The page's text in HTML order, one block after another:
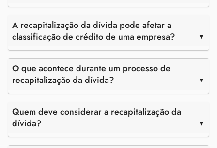
A recapitalização da dívida pode afetar a
classificação de crédito de uma empresa?
O que acontece durante um processo de
recapitalização da dívida?
Quem deve considerar a recapitalização da
dívida?